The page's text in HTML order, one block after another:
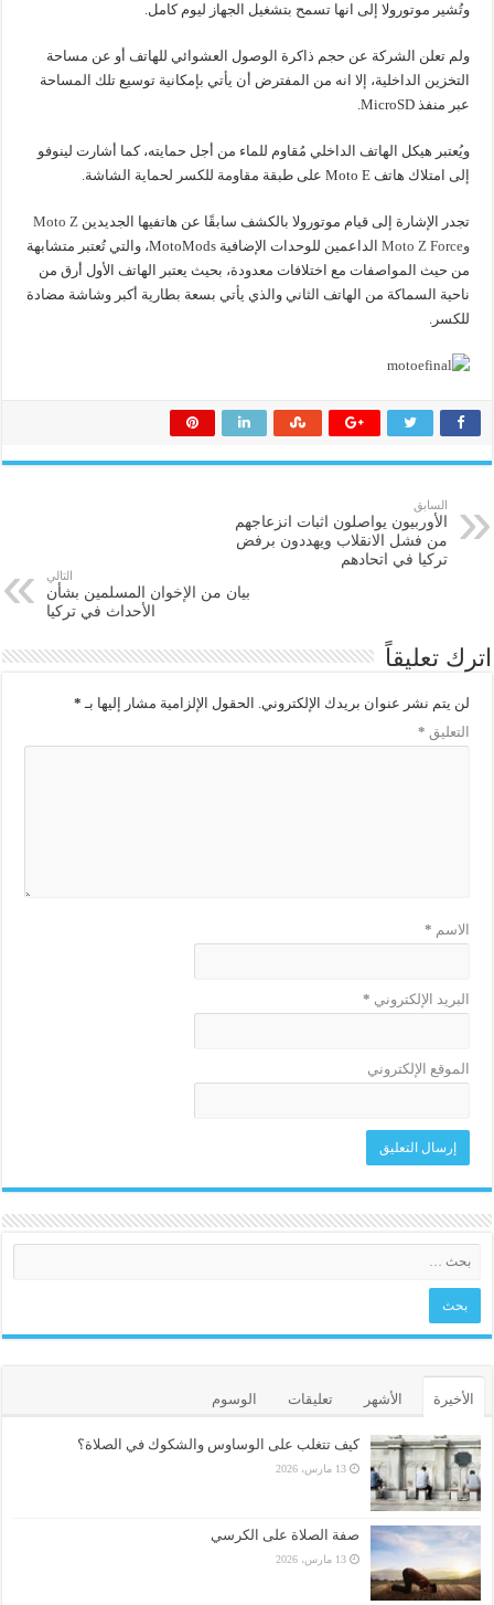
وتُشير موتورولا إلى انها تسمح بتشغيل الجهاز ليوم كامل.
ولم تعلن الشركة عن حجم ذاكرة الوصول العشوائي للهاتف أو عن مساحة
التخزين الداخلية، إلا انه من المفترض أن يأتي بإمكانية توسيع تلك المساحة
عبر منفذ MicroSD.
ويُعتبر هيكل الهاتف الداخلي مُقاوم للماء من أجل حمايته، كما أشارت لينوفو
إلى امتلاك هاتف Moto E على طبقة مقاومة للكسر لحماية الشاشة.
تجدر الإشارة إلى قيام موتورولا بالكشف سابقًا عن هاتفيها الجديدينMoto Z
وMoto Z Force
الداعمين للوحدات الإضافية MotoMods، والتي تُعتبر متشابهة
من حيث المواصفات مع اختلافات معدودة، بحيث يعتبر الهاتف الأول أرق من
ناحية السماكة من الهاتف الثاني والذي يأتي بسعة بطارية أكبر وشاشة مضادة
للكسر.
السابق
الأوربيون يواصلون اثبات انزعاجهم
من فشل الانقلاب ويهددون برفض
تركيا في اتحادهم
التالي
بيان من الإخوان المسلمين بشأن
الأحداث في تركيا
اترك تعليقاً
لن يتم نشر عنوان بريدك الإلكتروني. الحقول الإلزامية مشار إليها بـ *
التعليق *
الاسم *
البريد الإلكتروني *
الموقع الإلكتروني
الأخيرة الأشهر تعليقات الوسوم
كيف تتغلب على الوساوس والشكوك في الصلاة؟
13 مارس، 2026
صفة الصلاة على الكرسي
13 مارس، 2026